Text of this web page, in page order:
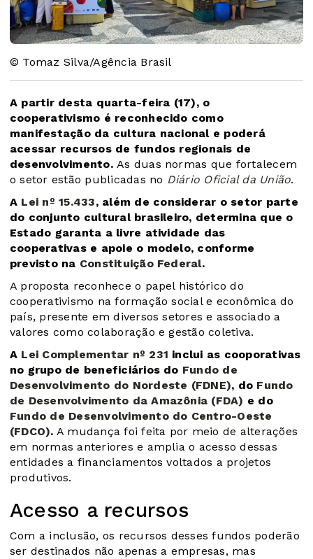
© Tomaz Silva/Agência Brasil
A partir desta quarta-feira (17), o
cooperativismo é reconhecido como
manifestação da cultura nacional e poderá
acessar recursos de fundos regionais de
desenvolvimento.As duas normas que fortalecem
o setor estão publicadas no Diário Oficial da União.
A Lei nº 15.433, além de considerar o setor parte
do conjunto cultural brasileiro, determina que o
Estado garanta a livre atividade das
cooperativas e apoie o modelo, conforme
previsto na Constituição Federal.
A proposta reconhece o papel histórico do
cooperativismo na formação social e econômica do
país, presente em diversos setores e associado a
valores como colaboração e gestão coletiva.
A Lei Complementar nº 231 inclui as cooporativas
no grupo de beneficiários do Fundo de
Desenvolvimento do Nordeste (FDNE), do Fundo
de Desenvolvimento da Amazônia (FDA) e do
Fundo de Desenvolvimento do Centro-Oeste
(FDCO). A mudança foi feita por meio de alterações
em normas anteriores e amplia o acesso dessas
entidades a financiamentos voltados a projetos
produtivos.
Acesso a recursos
Com a inclusão, os recursos desses fundos poderão
ser destinados não apenas a empresas, mas